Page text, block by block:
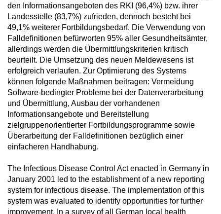
den Informationsangeboten des RKI (96,4%) bzw. ihrer
Landesstelle (83,7%) zufrieden, dennoch besteht bei
49,1% weiterer Fortbildungsbedarf. Die Verwendung von
Falldefinitionen befürworten 95% aller Gesundheitsämter,
allerdings werden die Übermittlungskriterien kritisch
beurteilt. Die Umsetzung des neuen Meldewesens ist
erfolgreich verlaufen. Zur Optimierung des Systems
können folgende Maßnahmen beitragen: Vermeidung
Software-bedingter Probleme bei der Datenverarbeitung
und Übermittlung, Ausbau der vorhandenen
Informationsangebote und Bereitstellung
zielgruppenorientierter Fortbildungsprogramme sowie
Überarbeitung der Falldefinitionen bezüglich einer
einfacheren Handhabung.
The Infectious Disease Control Act enacted in Germany in
January 2001 led to the establishment of a new reporting
system for infectious disease. The implementation of this
system was evaluated to identify opportunities for further
improvement. In a survey of all German local health